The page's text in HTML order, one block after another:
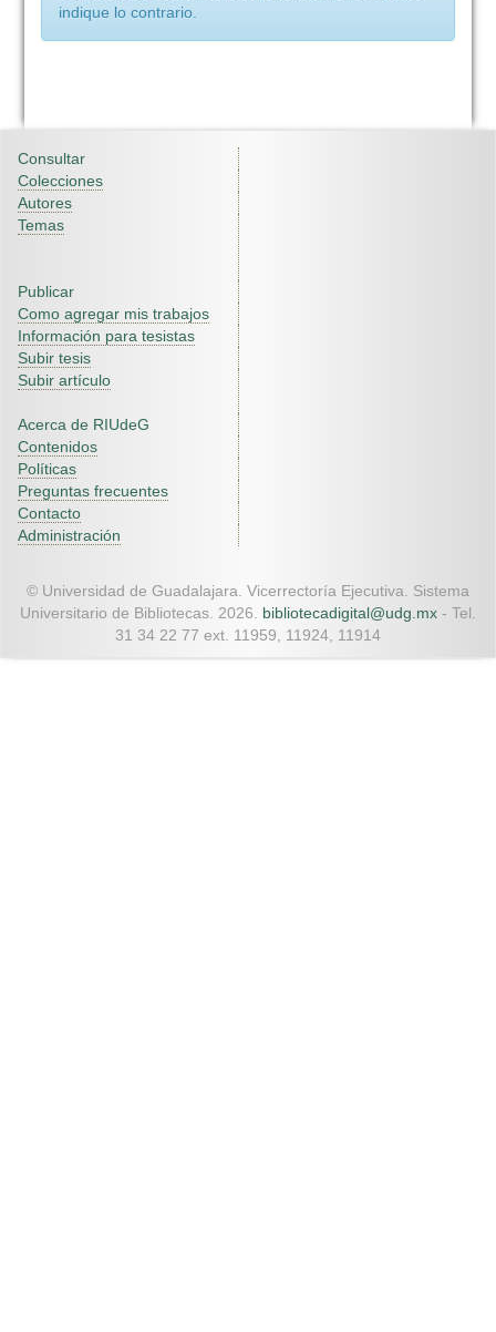
indique lo contrario.
Consultar
Colecciones
Autores
Temas
Publicar
Como agregar mis trabajos
Información para tesistas
Subir tesis
Subir artículo
Acerca de RIUdeG
Contenidos
Políticas
Preguntas frecuentes
Contacto
Administración
© Universidad de Guadalajara. Vicerrectoría Ejecutiva. Sistema
Universitario de Bibliotecas. 2026. bibliotecadigital@udg.mx - Tel.
31 34 22 77 ext. 11959, 11924, 11914